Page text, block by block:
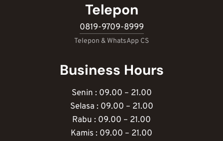
Telepon
0819-9709-8999
Telepon & WhatsApp CS
Business Hours
Senin : 09.00 – 21.00
Selasa : 09.00 – 21.00
Rabu : 09.00 – 21.00
Kamis : 09.00 – 21.00